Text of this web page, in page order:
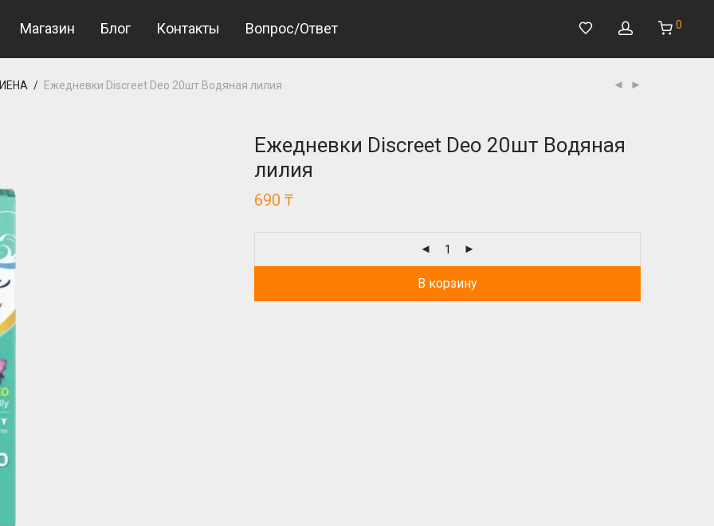
Магазин Блог Контакты Вопрос/Ответ 0
/ Ежедневки Discreet Deo 20шт Водяная лилия
Ежедневки Discreet Deo 20шт Водяная
лилия
690 ₸
В корзину